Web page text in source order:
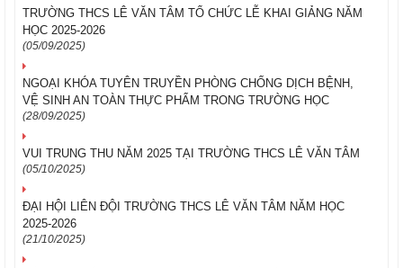
TRƯỜNG THCS LÊ VĂN TÂM TỔ CHỨC LỄ KHAI GIẢNG NĂM
HỌC 2025-2026
(05/09/2025)
NGOẠI KHÓA TUYÊN TRUYỀN PHÒNG CHỐNG DỊCH BỆNH,
VỆ SINH AN TOÀN THỰC PHẨM TRONG TRƯỜNG HỌC
(28/09/2025)
VUI TRUNG THU NĂM 2025 TẠI TRƯỜNG THCS LÊ VĂN TÂM
(05/10/2025)
ĐẠI HỘI LIÊN ĐỘI TRƯỜNG THCS LÊ VĂN TÂM NĂM HỌC
2025-2026
(21/10/2025)